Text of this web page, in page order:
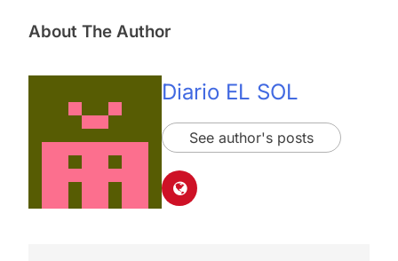
About The Author
Diario EL SOL
See author's posts